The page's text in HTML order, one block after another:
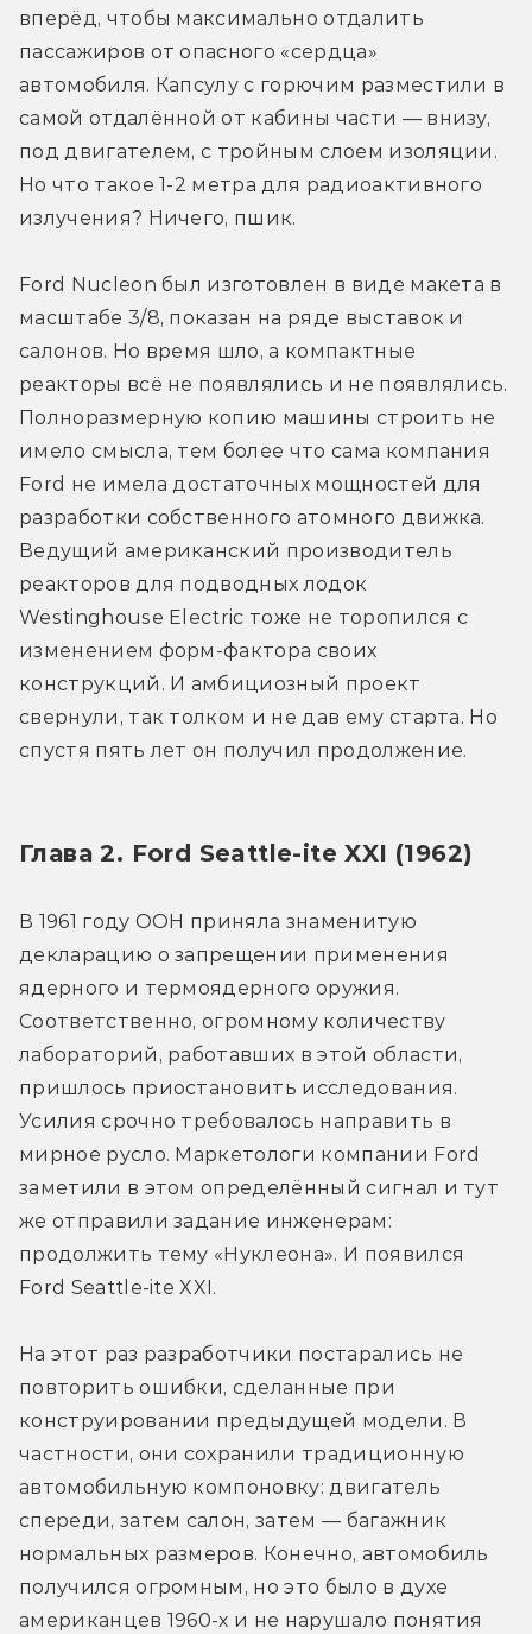
вперёд, чтобы максимально отдалить
пассажиров от опасного «сердца»
автомобиля. Капсулу с горючим разместили в
самой отдалённой от кабины части — внизу,
под двигателем, с тройным слоем изоляции.
Но что такое 1-2 метра для радиоактивного
излучения? Ничего, пшик.
Ford Nucleon был изготовлен в виде макета в
масштабе 3/8, показан на ряде выставок и
салонов. Но время шло, а компактные
реакторы всё не появлялись и не появлялись.
Полноразмерную копию машины строить не
имело смысла, тем более что сама компания
Ford не имела достаточных мощностей для
разработки собственного атомного движка.
Ведущий американский производитель
реакторов для подводных лодок
Westinghouse Electric тоже не торопился с
изменением форм-фактора своих
конструкций. И амбициозный проект
свернули, так толком и не дав ему старта. Но
спустя пять лет он получил продолжение.
Глава 2. Ford Seattle-ite XXI (1962)
В 1961 году ООН приняла знаменитую
декларацию о запрещении применения
ядерного и термоядерного оружия.
Соответственно, огромному количеству
лабораторий, работавших в этой области,
пришлось приостановить исследования.
Усилия срочно требовалось направить в
мирное русло. Маркетологи компании Ford
заметили в этом определённый сигнал и тут
же отправили задание инженерам:
продолжить тему «Нуклеона». И появился
Ford Seattle-ite XXI.
На этот раз разработчики постарались не
повторить ошибки, сделанные при
конструировании предыдущей модели. В
частности, они сохранили традиционную
автомобильную компоновку: двигатель
спереди, затем салон, затем — багажник
нормальных размеров. Конечно, автомобиль
получился огромным, но это было в духе
американцев 1960-х и не нарушало понятия